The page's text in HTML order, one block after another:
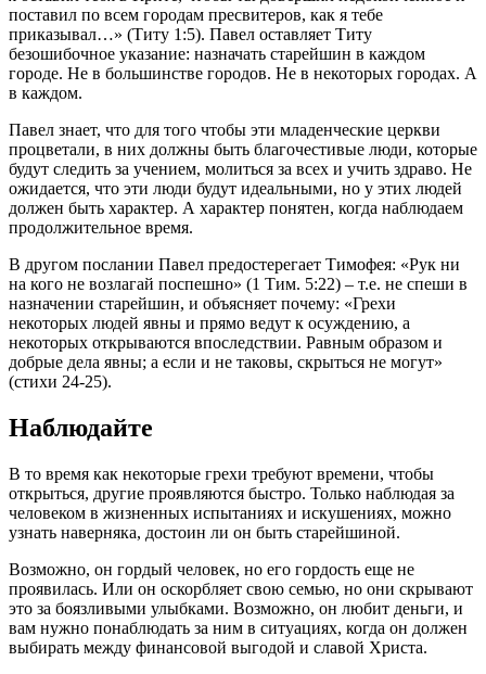
поставил по всем городам пресвитеров, как я тебе
приказывал…» (Титу 1:5). Павел оставляет Титу
безошибочное указание: назначать старейшин в каждом
городе. Не в большинстве городов. Не в некоторых городах. А
в каждом.
Павел знает, что для того чтобы эти младенческие церкви
процветали, в них должны быть благочестивые люди, которые
будут следить за учением, молиться за всех и учить здраво. Не
ожидается, что эти люди будут идеальными, но у этих людей
должен быть характер. А характер понятен, когда наблюдаем
продолжительное время.
В другом послании Павел предостерегает Тимофея: «Рук ни
на кого не возлагай поспешно» (1 Тим. 5:22) – т.е. не спеши в
назначении старейшин, и объясняет почему: «Грехи
некоторых людей явны и прямо ведут к осуждению, а
некоторых открываются впоследствии. Равным образом и
добрые дела явны; а если и не таковы, скрыться не могут»
(стихи 24-25).
Наблюдайте
В то время как некоторые грехи требуют времени, чтобы
открыться, другие проявляются быстро. Только наблюдая за
человеком в жизненных испытаниях и искушениях, можно
узнать наверняка, достоин ли он быть старейшиной.
Возможно, он гордый человек, но его гордость еще не
проявилась. Или он оскорбляет свою семью, но они скрывают
это за боязливыми улыбками. Возможно, он любит деньги, и
вам нужно понаблюдать за ним в ситуациях, когда он должен
выбирать между финансовой выгодой и славой Христа.